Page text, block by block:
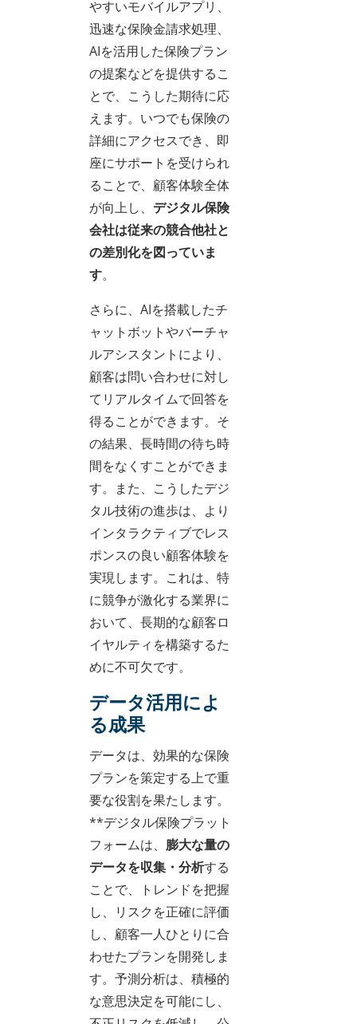
やすいモバイルアプリ、
迅速な保険金請求処理、
AIを活用した保険プラン
の提案などを提供するこ
とで、こうした期待に応
えます。いつでも保険の
詳細にアクセスでき、即
座にサポートを受けられ
ることで、顧客体験全体
が向上し、 デジタル保険
会社は従来の競合他社と
の差別化を図っていま
す。
さらに、AIを搭載したチ
ャットボットやバーチャ
ルアシスタントにより、
顧客は問い合わせに対し
てリアルタイムで回答を
得ることができます。そ
の結果、長時間の待ち時
間をなくすことができま
す。また、こうしたデジ
タル技術の進歩は、より
インタラクティブでレス
ポンスの良い顧客体験を
実現します。これは、特
に競争が激化する業界に
おいて、長期的な顧客ロ
イヤルティを構築するた
めに不可欠です。
データ活用によ
る成果
データは、効果的な保険
プランを策定する上で重
要な役割を果たします。
**デジタル保険プラット
フォームは、 膨大な量の
データを収集・分析する
ことで、トレンドを把握
し、リスクを正確に評価
し、顧客一人ひとりに合
わせたプランを開発しま
す。予測分析は、積極的
な意思決定を可能にし、